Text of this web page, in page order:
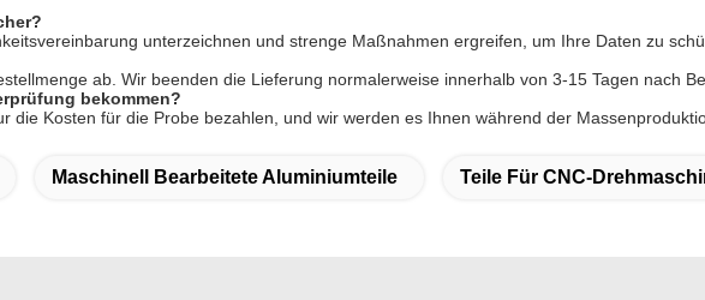
unterzeichnen und strenge Maßnahmen ergreifen, um Ihre Daten zu
ab. Wir beenden die Lieferung normalerweise innerhalb von 3-15 Tagen nach
bekommen?
die Kosten für die Probe bezahlen, und wir werden es Ihnen während der
Maschinell Bearbeitete Aluminiumteile Teile Für CNC-